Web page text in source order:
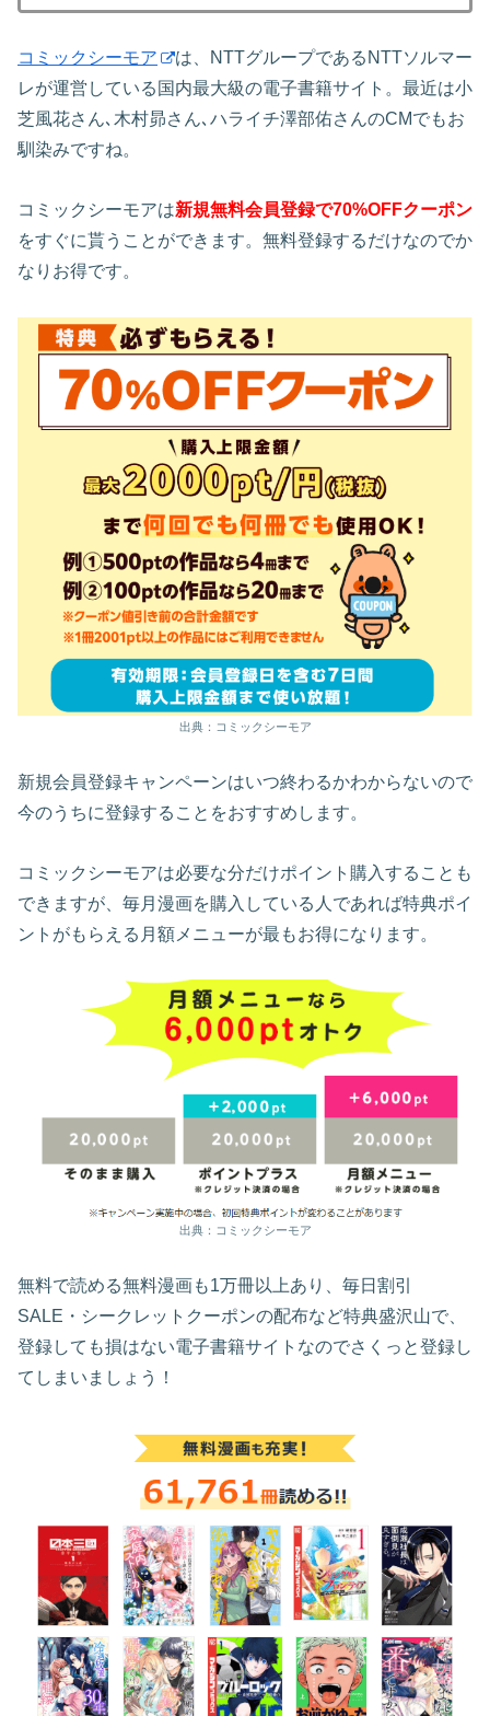
コミックシーモア
は、NTTグループであるNTTソルマー
レが運営している国内最大級の電子書籍サイト。最近は小
芝風花さん､木村昴さん､ハライチ澤部佑さんのCMでもお
馴染みですね。
コミックシーモアは新規無料会員登録で70%OFFクーポン
をすぐに貰うことができます。無料登録するだけなのでか
なりお得です。
出典：コミックシーモア
新規会員登録キャンペーンはいつ終わるかわからないので
今のうちに登録することをおすすめします。
コミックシーモアは必要な分だけポイント購入することも
できますが、毎月漫画を購入している人であれば特典ポイ
ントがもらえる月額メニューが最もお得になります。
出典：コミックシーモア
無料で読める無料漫画も1万冊以上あり、毎日割引
SALE・シークレットクーポンの配布など特典盛沢山で、
登録しても損はない電子書籍サイトなのでさくっと登録し
てしまいましょう！